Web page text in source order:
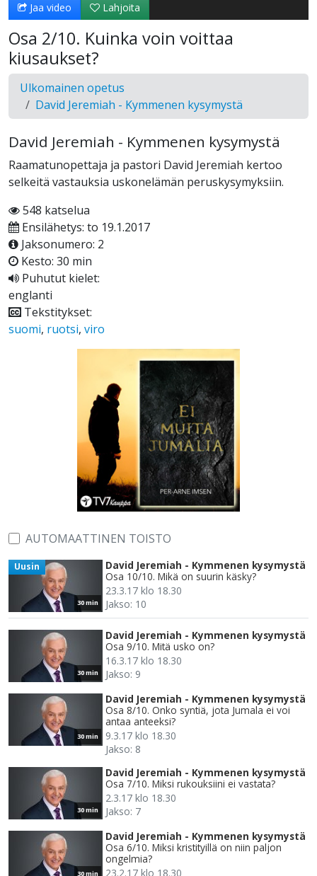
Jaa video Lahjoita
Osa 2/10. Kuinka voin voittaa
kiusaukset?
Ulkomainen opetus
David Jeremiah - Kymmenen kysymystä
David Jeremiah - Kymmenen kysymystä
Raamatunopettaja ja pastori David Jeremiah kertoo
selkeitä vastauksia uskonelämän peruskysymyksiin.
548 katselua
Ensilähetys: to 19.1.2017
Jaksonumero: 2
Kesto: 30 min
Puhutut kielet:
englanti
Tekstitykset:
suomi, ruotsi, viro
AUTOMAATTINEN TOISTO
30 min
Uusin
David Jeremiah - Kymmenen kysymystä
Osa 10/10. Mikä on suurin käsky?
23.3.17 klo 18.30
Jakso: 10
30 min
David Jeremiah - Kymmenen kysymystä
Osa 9/10. Mitä usko on?
16.3.17 klo 18.30
Jakso: 9
30 min
David Jeremiah - Kymmenen kysymystä
Osa 8/10. Onko syntiä, jota Jumala ei voi
antaa anteeksi?
9.3.17 klo 18.30
Jakso: 8
30 min
David Jeremiah - Kymmenen kysymystä
Osa 7/10. Miksi rukouksiini ei vastata?
2.3.17 klo 18.30
Jakso: 7
30 min
David Jeremiah - Kymmenen kysymystä
Osa 6/10. Miksi kristityillä on niin paljon
ongelmia?
23.2.17 klo 18.30